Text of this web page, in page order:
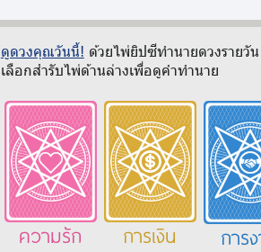
ดูดวงคุณวันนี้! ด้วยไพ่ยิปซีทำนายดวงรายวั
เลือกสำรับไพ่ด้านล่างเพื่อดูคำทำนาย
ความรัก การเงิน การ